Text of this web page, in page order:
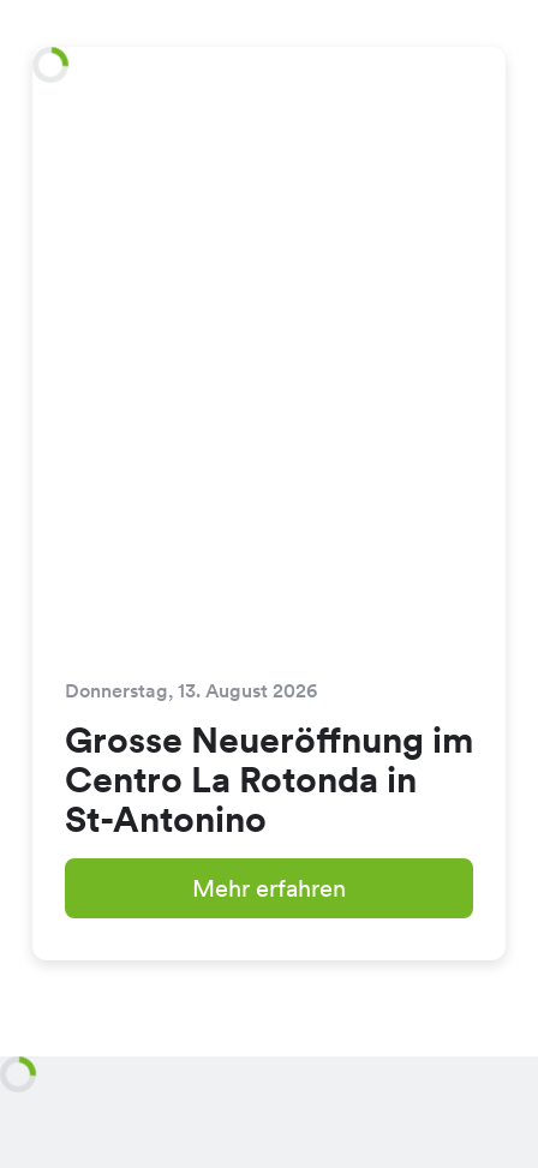
Donnerstag, 13. August 2026
Grosse Neueröffnung im
Centro La Rotonda in
St-Antonino
Mehr erfahren